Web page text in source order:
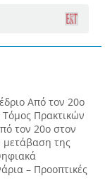
Από τον 20ο
Πρακτικών
τον 20ο στον
μετάβαση της
– Προοπτικές